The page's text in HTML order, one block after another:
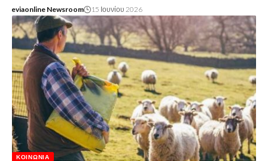
eviaonline Newsroom 15 Ιουνίου 2026
ΚΟΙΝΩΝΊΑ